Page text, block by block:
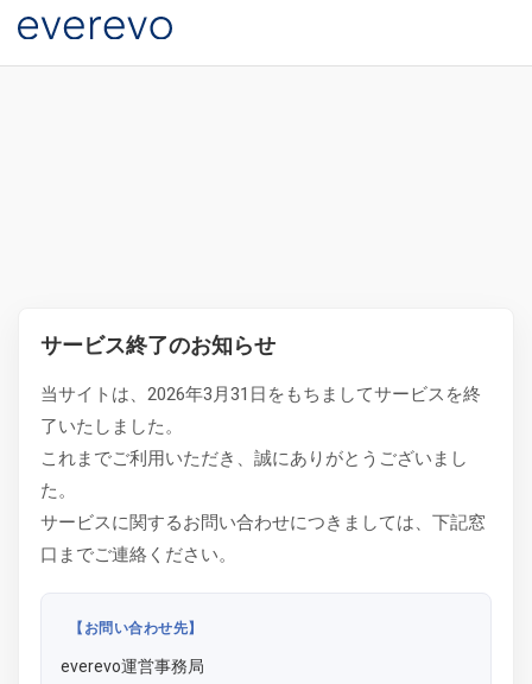
サービス終了のお知らせ
当サイトは、2026年3月31日をもちましてサービスを終
了いたしました。
これまでご利用いただき、誠にありがとうございまし
た。
サービスに関するお問い合わせにつきましては、下記窓
口までご連絡ください。
【お問い合わせ先】
everevo運営事務局